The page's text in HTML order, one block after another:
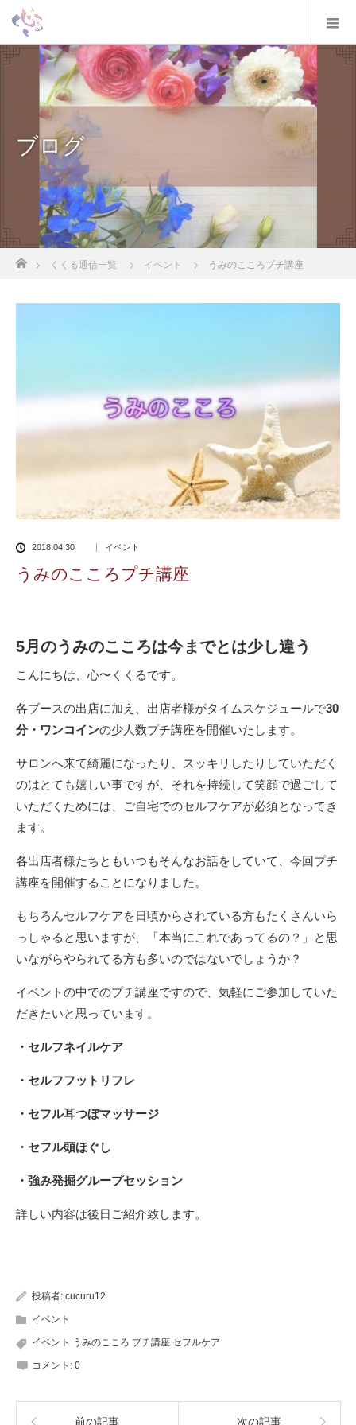
ブログ
くくる通信一覧 イベント うみのこころプチ講座
2018.04.30 イベント
うみのこころプチ講座
5月のうみのこころは今までとは少し違う
こんにちは、心〜くくるです。
各ブースの出店に加え、出店者様がタイムスケジュールで30
分・ワンコインの少人数プチ講座を開催いたします。
サロンへ来て綺麗になったり、スッキリしたりしていただく
のはとても嬉しい事ですが、それを持続して笑顔で過ごして
いただくためには、ご自宅でのセルフケアが必須となってき
ます。
各出店者様たちともいつもそんなお話をしていて、今回プチ
講座を開催することになりました。
もちろんセルフケアを日頃からされている方もたくさんいら
っしゃると思いますが、「本当にこれであってるの？」と思
いながらやられてる方も多いのではないでしょうか？
イベントの中でのプチ講座ですので、気軽にご参加していた
だきたいと思っています。
・セルフネイルケア
・セルフフットリフレ
・セフル耳つぼマッサージ
・セフル頭ほぐし
・強み発掘グループセッション
詳しい内容は後日ご紹介致します。
投稿者: cucuru12
イベント
イベント うみのこころ プチ講座 セフルケア
コメント: 0
前の記事 次の記事